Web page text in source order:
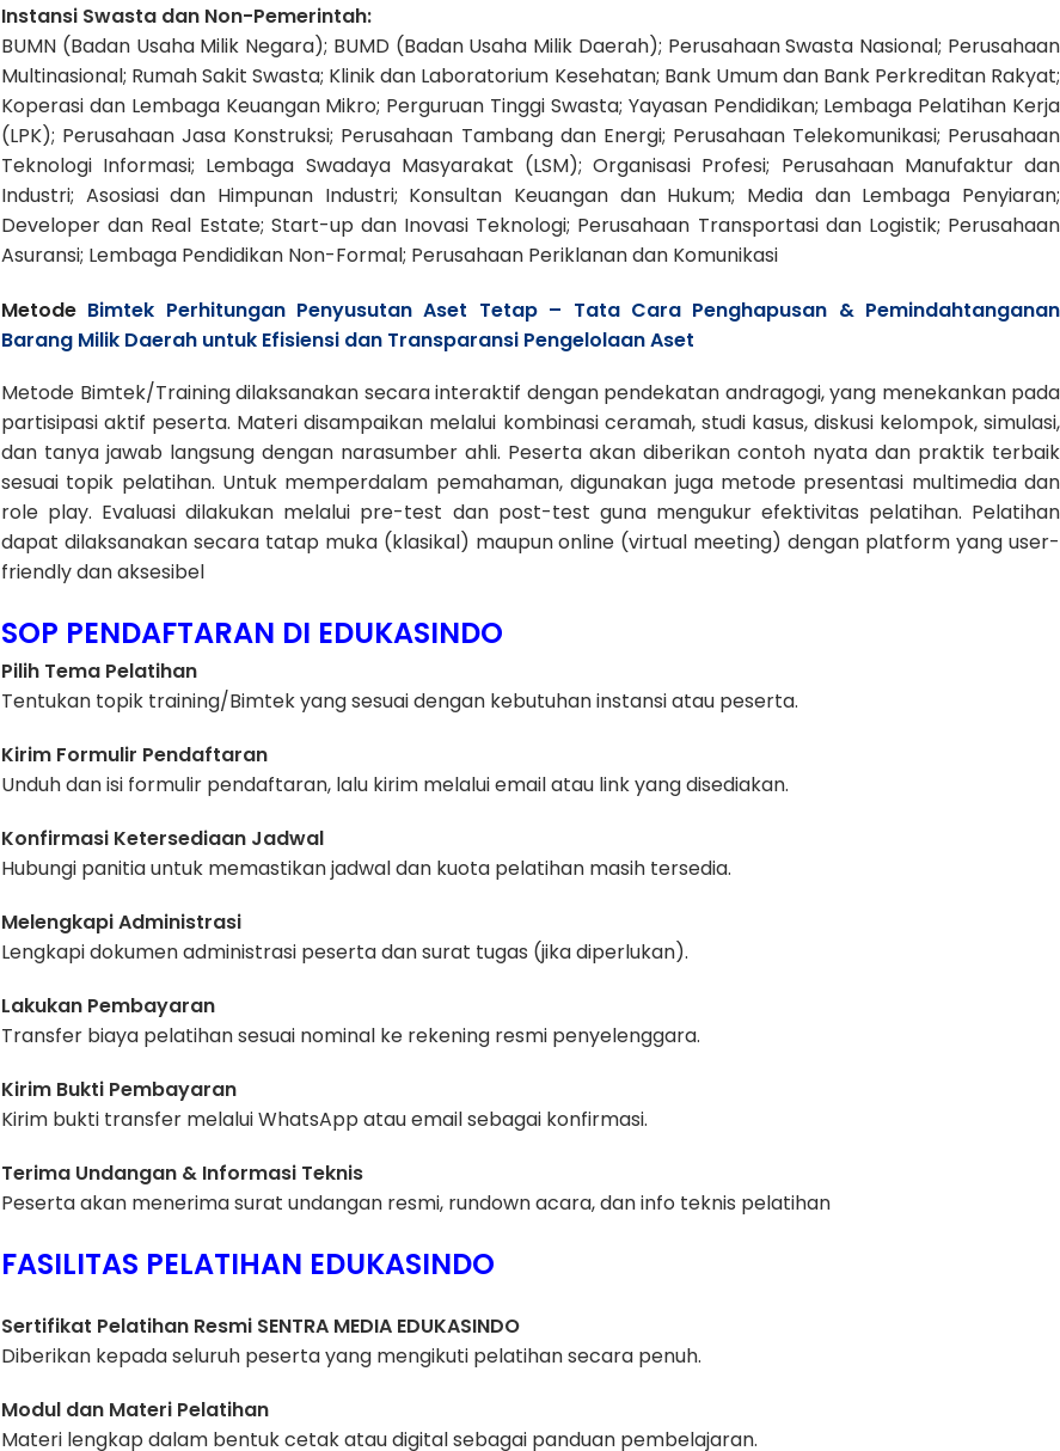
Instansi Swasta dan Non-Pemerintah:
BUMN (Badan Usaha Milik Negara); BUMD (Badan Usaha Milik Daerah); Perusahaan Swasta Nasional; Perusahaan
Multinasional; Rumah Sakit Swasta; Klinik dan Laboratorium Kesehatan; Bank Umum dan Bank Perkreditan Rakyat;
Koperasi dan Lembaga Keuangan Mikro; Perguruan Tinggi Swasta; Yayasan Pendidikan; Lembaga Pelatihan Kerja
(LPK); Perusahaan Jasa Konstruksi; Perusahaan Tambang dan Energi; Perusahaan Telekomunikasi; Perusahaan
Teknologi Informasi; Lembaga Swadaya Masyarakat (LSM); Organisasi Profesi; Perusahaan Manufaktur dan
Industri; Asosiasi dan Himpunan Industri; Konsultan Keuangan dan Hukum; Media dan Lembaga Penyiaran;
Developer dan Real Estate; Start-up dan Inovasi Teknologi; Perusahaan Transportasi dan Logistik; Perusahaan
Asuransi; Lembaga Pendidikan Non-Formal; Perusahaan Periklanan dan Komunikasi
Metode Bimtek Perhitungan Penyusutan Aset Tetap – Tata Cara Penghapusan & Pemindahtanganan
Barang Milik Daerah untuk Efisiensi dan Transparansi Pengelolaan Aset
Metode Bimtek/Training dilaksanakan secara interaktif dengan pendekatan andragogi, yang menekankan pada
partisipasi aktif peserta. Materi disampaikan melalui kombinasi ceramah, studi kasus, diskusi kelompok, simulasi,
dan tanya jawab langsung dengan narasumber ahli. Peserta akan diberikan contoh nyata dan praktik terbaik
sesuai topik pelatihan. Untuk memperdalam pemahaman, digunakan juga metode presentasi multimedia dan
role play. Evaluasi dilakukan melalui pre-test dan post-test guna mengukur efektivitas pelatihan. Pelatihan
dapat dilaksanakan secara tatap muka (klasikal) maupun online (virtual meeting) dengan platform yang user-
friendly dan aksesibel
SOP PENDAFTARAN DI EDUKASINDO
Pilih Tema Pelatihan
Tentukan topik training/Bimtek yang sesuai dengan kebutuhan instansi atau peserta.
Kirim Formulir Pendaftaran
Unduh dan isi formulir pendaftaran, lalu kirim melalui email atau link yang disediakan.
Konfirmasi Ketersediaan Jadwal
Hubungi panitia untuk memastikan jadwal dan kuota pelatihan masih tersedia.
Melengkapi Administrasi
Lengkapi dokumen administrasi peserta dan surat tugas (jika diperlukan).
Lakukan Pembayaran
Transfer biaya pelatihan sesuai nominal ke rekening resmi penyelenggara.
Kirim Bukti Pembayaran
Kirim bukti transfer melalui WhatsApp atau email sebagai konfirmasi.
Terima Undangan & Informasi Teknis
Peserta akan menerima surat undangan resmi, rundown acara, dan info teknis pelatihan
FASILITAS PELATIHAN EDUKASINDO
Sertifikat Pelatihan Resmi SENTRA MEDIA EDUKASINDO
Diberikan kepada seluruh peserta yang mengikuti pelatihan secara penuh.
Modul dan Materi Pelatihan
Materi lengkap dalam bentuk cetak atau digital sebagai panduan pembelajaran.